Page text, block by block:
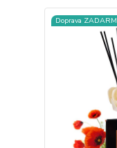
Doprava